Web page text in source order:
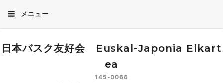
メニュー
日本バスク友好会 Euskal-Japonia Elkart
ea
145-0066